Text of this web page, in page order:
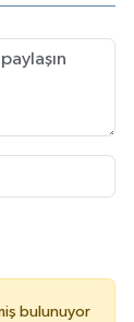
bulunuyor